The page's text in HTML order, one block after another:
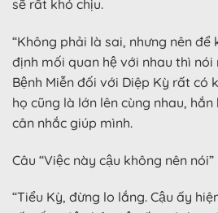
sẽ rất khó chịu.
“Không phải là sai, nhưng nên
định mối quan hệ với nhau thì nói
Bệnh Miễn đối với Diệp Kỳ rất có
họ cũng là lớn lên cùng nhau,
cân nhắc giúp mình.
Câu “Việc này cậu không nên
“Tiểu Kỳ, đừng lo lắng. Cậu ấy